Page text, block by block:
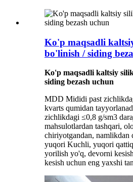
Ko'p maqsadli
bo'linish / siding
Ko'p maqsadli kaltsiy
siding bezash uchun
MDD Mididi past
kvarts qumidan
zichlikdagi ≤0,8 g/sm3
mahsulotlardan tashqari,
chiriyotgandan, namlikdan
yuqori Kuchli, yuqori
yorilish yo'q, devorni
kesish uchun eng yaxshi